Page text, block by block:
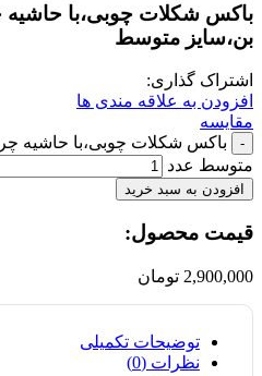
باکس شکلات چوبی،با
بن،سایز متوسط
اشتراک گذاری:
افزودن به علاقه مندی ها
مقایسه
باکس شکلات چوبی،با حاشیه
متوسط عدد
افزودن به سبد خرید
قیمت محصول:​
2,900,000 تومان
توضیحات تکمیلی
نظرات (0)